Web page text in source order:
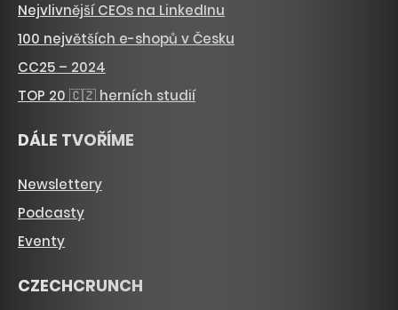
Nejvlivnější CEOs na LinkedInu
100 největších e-shopů v Česku
CC25 – 2024
TOP 20 🇨🇿 herních studií
DÁLE TVOŘÍME
Newslettery
Podcasty
Eventy
CZECHCRUNCH